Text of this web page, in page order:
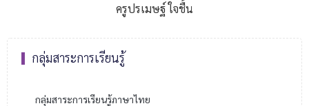
กลุ่มสาระการเรียนรู้
กลุ่มสาระการเรียนรู้ภาษาไทย
ครูปรเมษฐ์ ใจชื้น